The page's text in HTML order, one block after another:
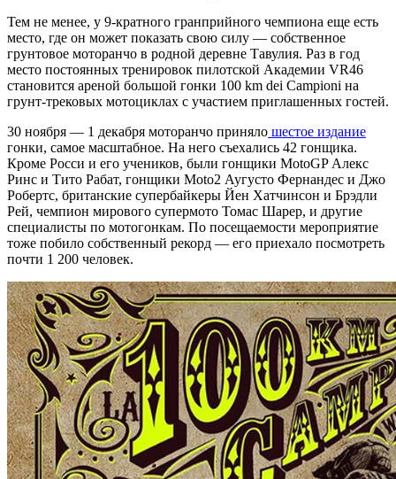
Тем не менее, у 9-кратного гранприйного чемпиона еще есть
место, где он может показать свою силу — собственное
грунтовое моторанчо в родной деревне Тавулия. Раз в год
место постоянных тренировок пилотской Академии VR46
становится ареной большой гонки 100 km dei Campioni на
грунт-трековых мотоциклах с участием приглашенных гостей.
30 ноября — 1 декабря моторанчо приняло шестое издание
гонки, самое масштабное. На него съехались 42 гонщика.
Кроме Росси и его учеников, были гонщики MotoGP Алекс
Ринс и Тито Рабат, гонщики Moto2 Аугусто Фернандес и Джо
Робертс, британские супербайкеры Йен Хатчинсон и Брэдли
Рей, чемпион мирового супермото Томас Шарер, и другие
специалисты по мотогонкам. По посещаемости мероприятие
тоже побило собственный рекорд — его приехало посмотреть
почти 1 200 человек.